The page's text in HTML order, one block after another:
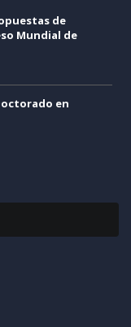
de
Mundial de
en